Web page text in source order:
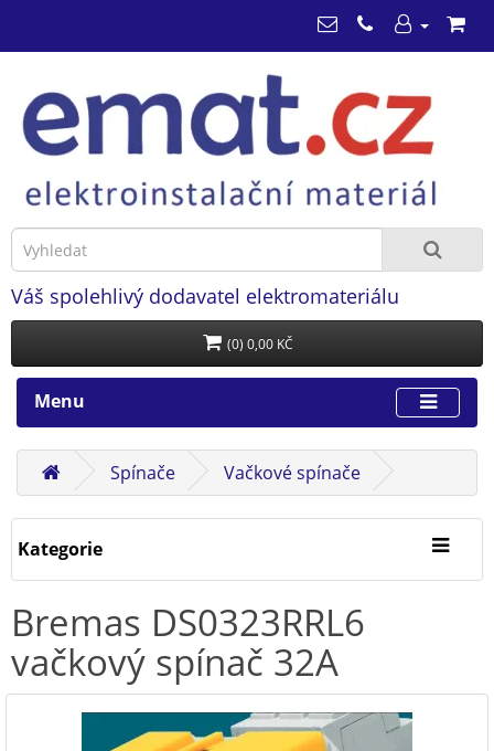
Váš spolehlivý dodavatel elektromateriálu
(0) 0,00 KČ
Menu
Spínače Vačkové spínače
Kategorie
Bremas DS0323RRL6
vačkový spínač 32A